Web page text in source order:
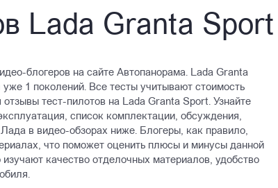
Lada Granta Sport
блогеров на сайте Автопанорама. Lada Granta
1 поколений. Все тесты учитывают стоимость
тест-пилотов на Lada Granta Sport. Узнайте
список комплектации, обсуждения,
в видео-обзорах ниже. Блогеры, как правило,
что поможет оценить плюсы и минусы данной
качество отделочных материалов, удобство